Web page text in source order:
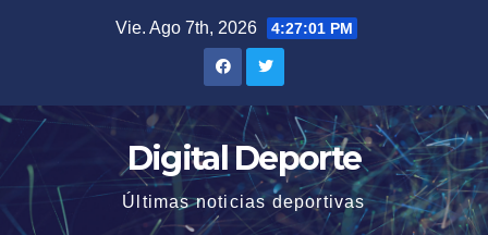
Vie. Ago 7th, 2026 4:27:01 PM
Digital Deporte
Últimas noticias deportivas